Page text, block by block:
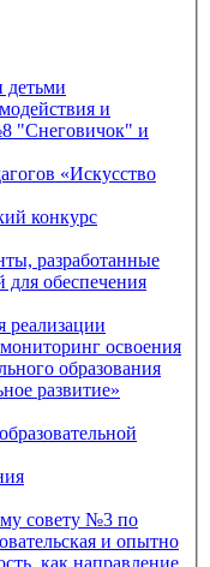
детьми
и
"Снеговичок" и
конкурс
разработанные
для обеспечения
реализации
образования
развитие»
совету №3 по
и опытно
как направление